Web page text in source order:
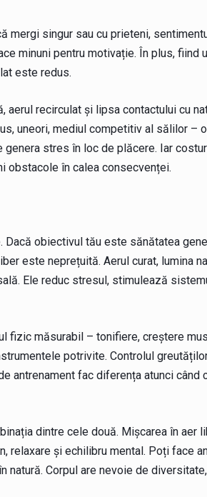
mergi singur sau cu prieteni,
minuni pentru motivație. În plus, fiind
este redus.
recirculat și lipsa contactului cu
uneori, mediul competitiv al sălilor –
stres în loc de plăcere. Iar
obstacole în calea consecvenței.
Dacă obiectivul tău este sănătatea
este neprețuită. Aerul curat, lumina
Ele reduc stresul, stimulează
fizic măsurabil – tonifiere, creștere
potrivite. Controlul
antrenament fac diferența atunci când
dintre cele două. Mișcarea în aer
relaxare și echilibru mental. Poți face
Corpul are nevoie de